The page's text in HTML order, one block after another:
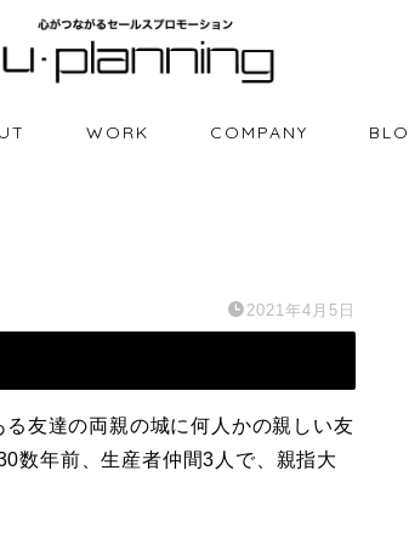
WORK COMPANY
2021年4月5日
友達の両親の城に何人かの親しい友
数年前、生産者仲間3人で、親指大